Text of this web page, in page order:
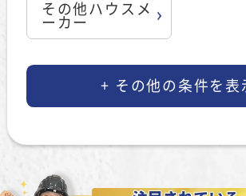
その他ハウスメ
ーカー